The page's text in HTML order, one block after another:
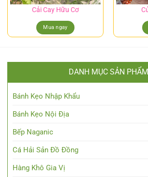
Cải Cay Hữu Cơ
Mua ngay
DANH MỤC SẢN PHẨM
Bánh Kẹo Nhập Khẩu
Bánh Kẹo Nội Địa
Bếp Naganic
Cá Hải Sản Đồ Đồng
Hàng Khô Gia Vị